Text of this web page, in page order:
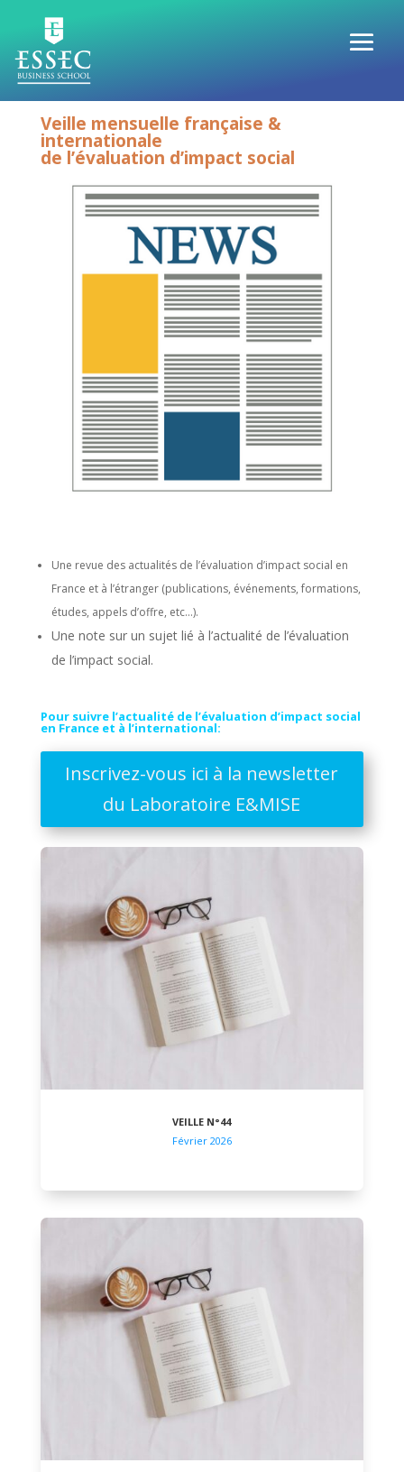
Veille mensuelle française &
internationale
de l’évaluation d’impact social
Une revue des actualités de l’évaluation d’impact social en
France et à l’étranger (publications, événements, formations,
études, appels d’offre, etc…).
Une note sur un sujet lié à l’actualité de l’évaluation
de l’impact social.
Pour suivre l’actualité de l’évaluation d’impact social
en France et à l’international:
Inscrivez-vous ici à la newsletter
du Laboratoire E&MISE
VEILLE N°44
Février 2026